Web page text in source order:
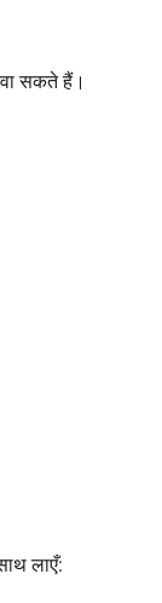
सकते हैं।
लाएँ: